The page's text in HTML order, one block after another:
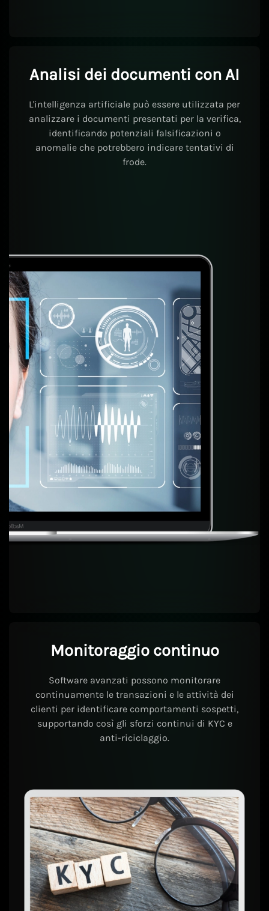
Analisi dei documenti con AI
L'intelligenza artificiale può essere utilizzata per
analizzare i documenti presentati per la verifica,
identificando potenziali falsificazioni o
anomalie che potrebbero indicare tentativi di
frode.
Monitoraggio continuo
Software avanzati possono monitorare
continuamente le transazioni e le attività dei
clienti per identificare comportamenti sospetti,
supportando così gli sforzi continui di KYC e
anti-riciclaggio.